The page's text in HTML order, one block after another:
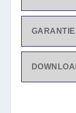
GARANTIE